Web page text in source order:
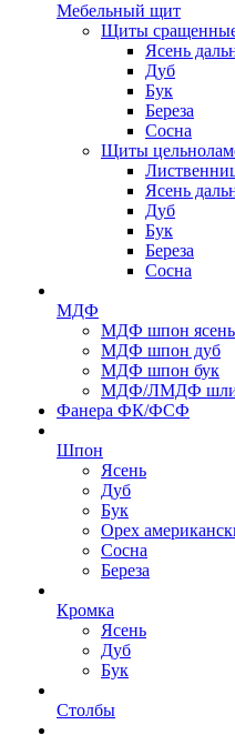
Мебельный щит
Щиты
Ясень
Дуб
Бук
Береза
Сосна
Щиты
Ясень
Дуб
Бук
Береза
Сосна
МДФ
МДФ шпон ясень
МДФ шпон дуб
МДФ шпон бук
МДФ/ЛМДФ
Фанера ФК/ФСФ
Шпон
Ясень
Дуб
Бук
Орех
Сосна
Береза
Кромка
Ясень
Дуб
Бук
Столбы